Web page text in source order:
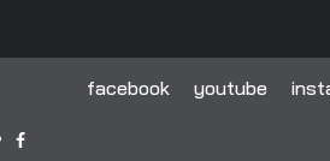
facebook youtube
facebook